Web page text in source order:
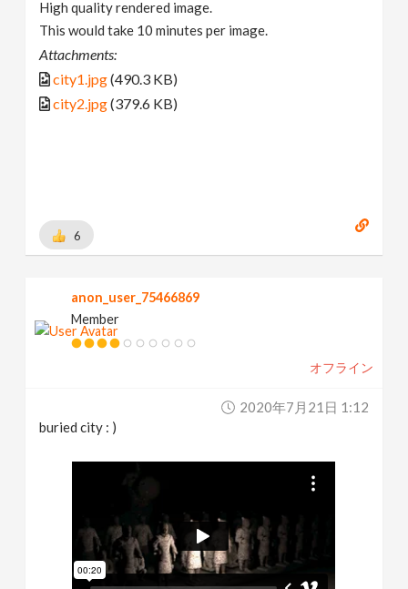
High quality rendered image.
This would take 10 minutes per image.
Attachments:
city1.jpg(490.3 KB)
city2.jpg(379.6 KB)
6
anon_user_75466869
Member
オフライン
2020年7月21日 1:12
buried city : )